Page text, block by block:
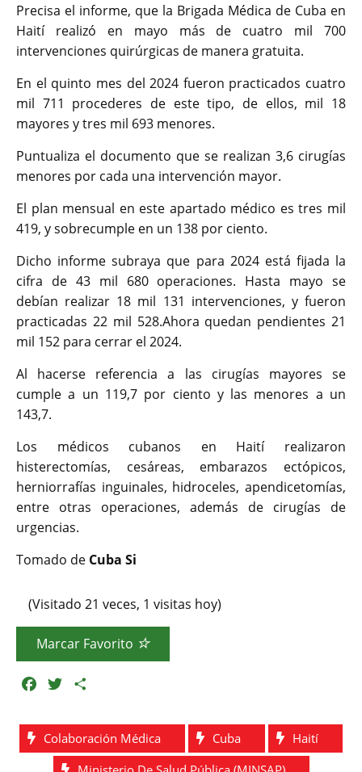
Precisa el informe, que la Brigada Médica de Cuba en
Haití realizó en mayo más de cuatro mil 700
intervenciones quirúrgicas de manera gratuita.
En el quinto mes del 2024 fueron practicados cuatro
mil 711 procederes de este tipo, de ellos, mil 18
mayores y tres mil 693 menores.
Puntualiza el documento que se realizan 3,6 cirugías
menores por cada una intervención mayor.
El plan mensual en este apartado médico es tres mil
419, y sobrecumple en un 138 por ciento.
Dicho informe subraya que para 2024 está fijada la
cifra de 43 mil 680 operaciones. Hasta mayo se
debían realizar 18 mil 131 intervenciones, y fueron
practicadas 22 mil 528.Ahora quedan pendientes 21
mil 152 para cerrar el 2024.
Al hacerse referencia a las cirugías mayores se
cumple a un 119,7 por ciento y las menores a un
143,7.
Los médicos cubanos en Haití realizaron
histerectomías, cesáreas, embarazos ectópicos,
herniorrafías inguinales, hidroceles, apendicetomías,
entre otras operaciones, además de cirugías de
urgencias.
Tomado de Cuba Si
(Visitado 21 veces, 1 visitas hoy)
Marcar Favorito
c
e
i
t
t
m
p
a
Colaboración Médica Cuba
Haití